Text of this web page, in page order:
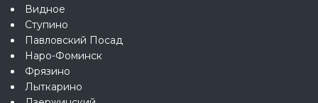
Видное
Ступино
Павловский Посад
Наро-Фоминск
Фрязино
Лыткарино